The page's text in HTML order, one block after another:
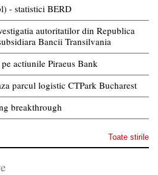
- statistici BERD
autoritatilor din Republica
Bancii Transilvania
actiunile Piraeus Bank
parcul logistic CTPark Bucharest
breakthrough
Toate stirile